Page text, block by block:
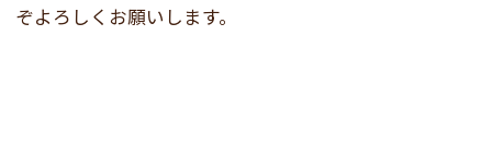
ぞよろしくお願いします。